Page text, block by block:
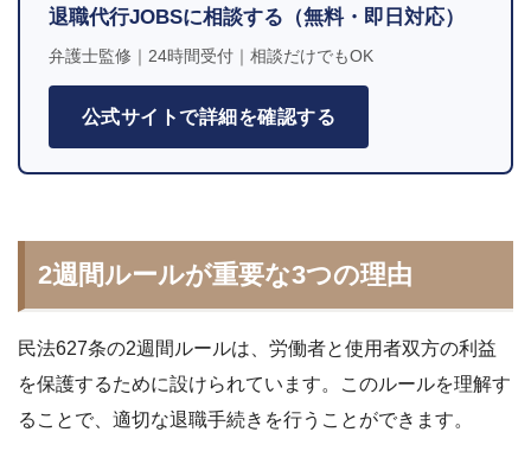
退職代行JOBSに相談する（無料・即日対応）
弁護士監修｜24時間受付｜相談だけでもOK
公式サイトで詳細を確認する
2週間ルールが重要な3つの理由
民法627条の2週間ルールは、労働者と使用者双方の利益
を保護するために設けられています。このルールを理解す
ることで、適切な退職手続きを行うことができます。